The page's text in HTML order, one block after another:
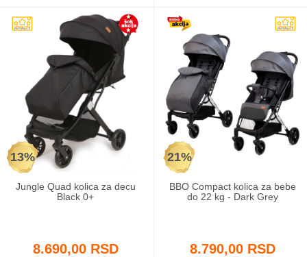
13%
Jungle Quad kolica za decu
Black 0+
8.690,00 RSD
21%
BBO Compact kolica za bebe
do 22 kg - Dark Grey
8.790,00 RSD